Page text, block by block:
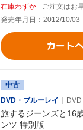
在庫わずか
ご注文はお
発売年月日：2012/10/03
カート
中古
DVD・ブルーレイ
DVD
旅するジーンズと16
ンツ 特別版